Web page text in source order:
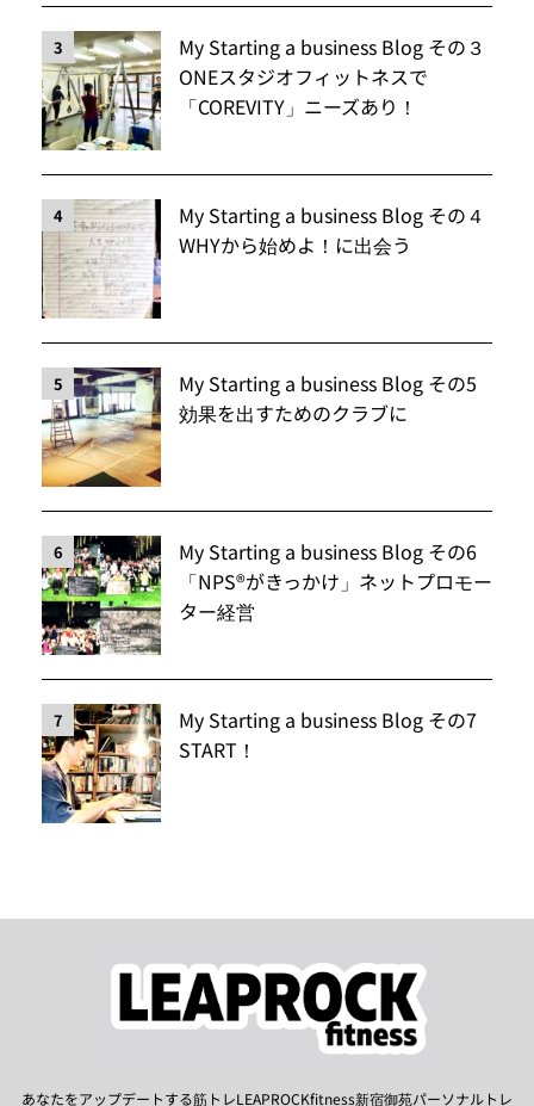
3
My Starting a business Blog その３
ONEスタジオフィットネスで
「COREVITY」ニーズあり！
4
My Starting a business Blog その４
WHYから始めよ！に出会う
5
My Starting a business Blog その5
効果を出すためのクラブに
6
My Starting a business Blog その6
「NPS®️がきっかけ」ネットプロモー
ター経営
7
My Starting a business Blog その7
START！
あなたをアップデートする筋トレLEAPROCKfitness新宿御苑パーソナルトレ